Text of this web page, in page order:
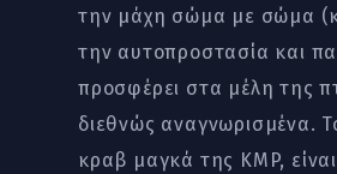
την μάχη σώμα με σώμα
την αυτοπροστασία και
προσφέρει στα μέλη της
διεθνώς αναγνωρισμένα.
κραβ μαγκά της KMP,